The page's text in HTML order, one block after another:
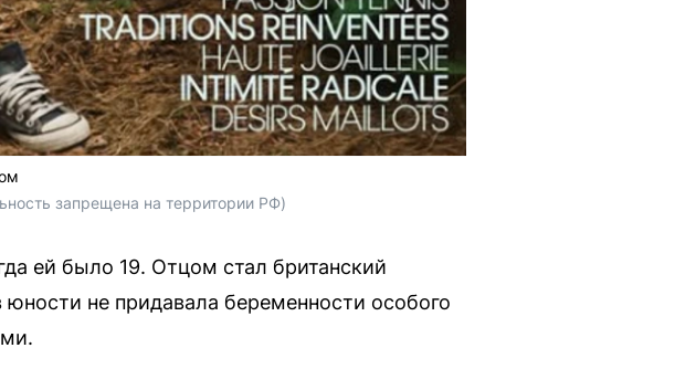
запрещена на территории РФ)
ей было 19. Отцом стал британский
не придавала беременности особого